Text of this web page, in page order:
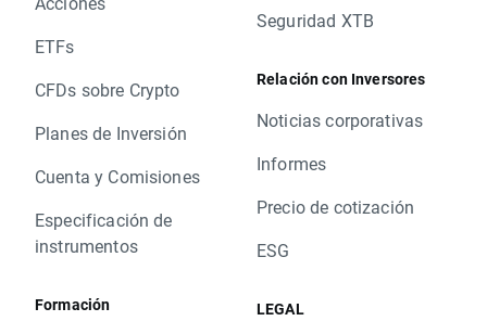
ETFs
CFDs sobre Crypto
Planes de Inversión
Cuenta y Comisiones
Especificación de
instrumentos
Formación
Seguridad XTB
Relación con Inversores
Noticias corporativas
Informes
Precio de cotización
ESG
LEGAL